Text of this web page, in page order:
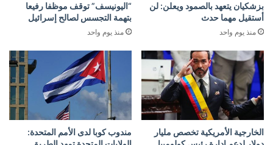
بزشكيان يتعهد بالصمود ويعلن: لن
أستقيل مهما حدث
منذ يوم واحد
“اليونيسف” توقف موظفا رفيعا
بتهمة التجسس لصالح إسرائيل
منذ يوم واحد
الخارجية الأمريكية تخصص مليار
مندوب كوبا لدى الأمم المتحدة: